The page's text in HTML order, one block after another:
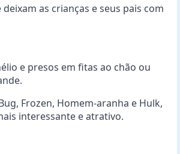
as crianças e seus pais com
e presos em fitas ao chão ou
Frozen, Homem-aranha e Hulk,
interessante e atrativo.